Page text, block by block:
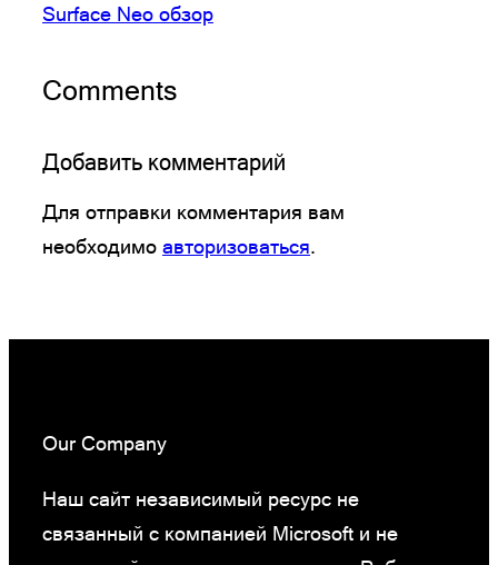
Surface Neo обзор
Comments
Добавить комментарий
Для отправки комментария вам
необходимо авторизоваться.
Our Company
Наш сайт независимый ресурс не
связанный с компанией Microsoft и не